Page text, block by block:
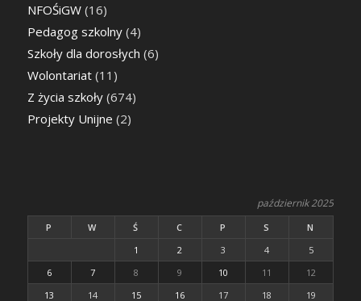
NFOŚiGW(16)
Pedagog szkolny(4)
Szkoły dla dorosłych (6)
Wolontariat(11)
Z życia szkoły(674)
Projekty Unijne (2)
październik 2025
P W Ś C P S
N
1
2 3 4
5
6
7 8 9 10 11
12
13
14 15 16 17 18 19